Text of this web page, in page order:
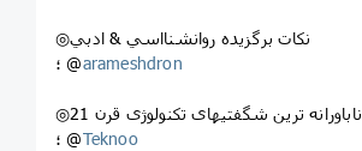
◎نكات برگزيده روانشنااسي & ادبي
؛ @arameshdron
◎ناباورانه ترین شگفتیهای تکنولوژی قرن 21
؛ @Teknoo